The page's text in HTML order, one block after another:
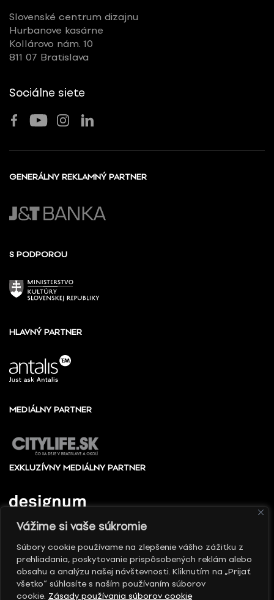
Vážime si vaše súkromie
Súbory cookie používame na zlepšenie vášho zážitku z
prehliadania, poskytovanie prispôsobených reklám alebo
obsahu a analýzu našej návštevnosti. Kliknutím na „Prijať
všetko“ súhlasíte s naším používaním súborov
cookie. Zásady používania súborov cookie
Slovenské centrum dizajnu
Hurbanove kasárne
Kollárovo nám. 10
811 07 Bratislava
Sociálne siete
GENERÁLNY REKLAMNÝ PARTNER
S PODPOROU
HLAVNÝ PARTNER
MEDIÁLNY PARTNER
EXKLUZÍVNY MEDIÁLNY PARTNER
© 2010 - 2026 Slovenské centrum dizajnu, Všetky
práva vyhradené